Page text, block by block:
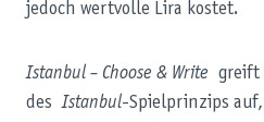
jedoch wertvolle Lira kostet.
Istanbul – Choose & Write greift
desIstanbul-Spielprinzips